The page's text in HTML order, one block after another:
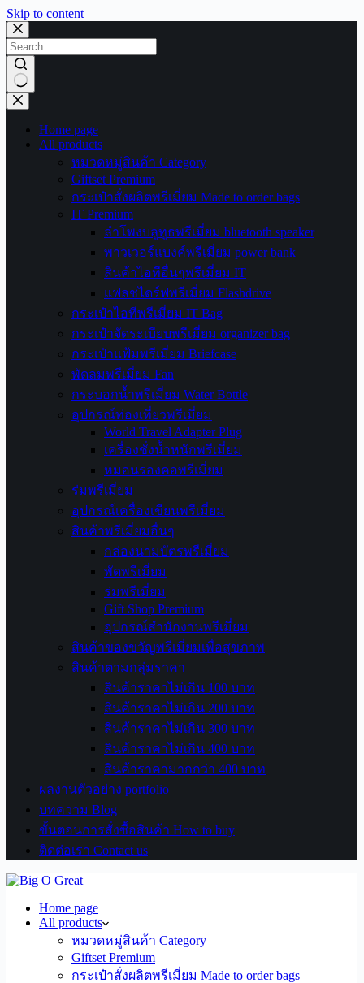
Skip to content
No
results
Home page
All products
หมวดหมู่สินค้า Category
Giftset Premium
กระเป๋าสั่งผลิตพรีเมี่ยม Made to order bags
IT Premium
ลำโพงบลูทูธพรีเมี่ยม bluetooth speaker
พาวเวอร์แบงค์พรีเมี่ยม power bank
สินค้าไอทีอื่นๆพรีเมี่ยม IT
แฟลชไดร์ฟพรีเมี่ยม Flashdrive
กระเป๋าไอทีพรีเมี่ยม IT Bag
กระเป๋าจัดระเบียบพรีเมี่ยม organizer bag
กระเป๋าแฟ้มพรีเมี่ยม Briefcase
พัดลมพรีเมี่ยม Fan
กระบอกน้ำพรีเมี่ยม Water Bottle
อุปกรณ์ท่องเที่ยวพรีเมี่ยม
World Travel Adapter Plug
เครื่องชั่งน้ำหนักพรีเมี่ยม
หมอนรองคอพรีเมี่ยม
ร่มพรีเมี่ยม
อุปกรณ์เครื่องเขียนพรีเมี่ยม
สินค้าพรีเมี่ยมอื่นๆ
กล่องนามบัตรพรีเมี่ยม
พัดพรีเมี่ยม
ร่มพรีเมี่ยม
Gift Shop Premium
อุปกรณ์สำนักงานพรีเมี่ยม
สินค้าของขวัญพรีเมี่ยมเพื่อสุขภาพ
สินค้าตามกลุ่มราคา
สินค้าราคาไม่เกิน 100 บาท
สินค้าราคาไม่เกิน 200 บาท
สินค้าราคาไม่เกิน 300 บาท
สินค้าราคาไม่เกิน 400 บาท
สินค้าราคามากกว่า 400 บาท
ผลงานตัวอย่าง portfolio
บทความ Blog
ขั้นตอนการสั่งซื้อสินค้า How to buy
ติดต่อเรา Contact us
Home page
All products
หมวดหมู่สินค้า Category
Giftset Premium
กระเป๋าสั่งผลิตพรีเมี่ยม Made to order bags